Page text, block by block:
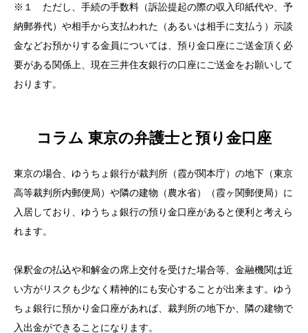
※１ ただし、手続の手数料（訴訟提起の際の収入印紙代や、予
納郵券代）や相手から支払われた（あるいは相手に支払う）示談
金などお預かりする金員については、預り金口座にご送金頂く必
要がある関係上、現在三井住友銀行の口座にご送金をお願いして
おります。
コラム 東京の弁護士と預り金口座
東京の場合、ゆうちょ銀行が裁判所（霞が関本庁）の地下（東京
高等裁判所内郵便局）や隣の建物（農水省）（霞ヶ関郵便局）に
入居しており、ゆうちょ銀行の預り金口座があると便利と考えら
れます。
保釈金の払込や和解金の席上交付を受けた場合等、金融機関は近
い方がリスクも少なく精神的にも安心することが出来ます。ゆう
ちょ銀行に預かり金口座があれば、裁判所の地下か、隣の建物で
入出金ができることになります。